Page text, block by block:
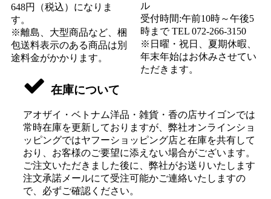
648円（税込）になりま
す。
※離島、大型商品など、梱
包送料表示のある商品は別
途料金がかかります。
ル
受付時間:午前10時～午後5
時まで TEL 072-266-3150
※日曜・祝日、夏期休暇、
年末年始はお休みさせてい
ただきます。
在庫について
アオザイ・ベトナム洋品・雑貨・香の店サイゴンでは
常時在庫を更新しておりますが、弊社オンラインショ
ッピングではヤフーショッピング店と在庫を共有して
おり、お客様のご要望に添えない場合がございます。
ご注文いただきました後に、弊社がお送りいたします
注文承諾メールにて受注可能かご連絡いたしますの
で、必ずご確認ください。